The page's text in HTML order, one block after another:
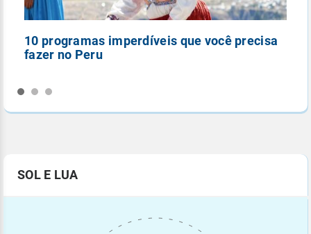
10 programas imperdíveis que você precisa
fazer no Peru
SOL E LUA